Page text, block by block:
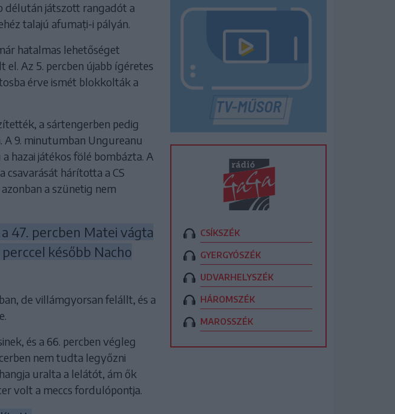
délután játszott rangadót a
talajú afumați-i pályán.
hatalmas lehetőséget
el. Az 5. percben újabb ígéretes
érve ismét blokkolták a
a sártengerben pedig
9. minutumban Ungureanu
hazai játékos fölé bombázta. A
csavarását hárította a CS
a szünetig nem
47. percben Matei vágta
később Nacho
de villámgyorsan felállt, és a
és a 66. percben végleg
nem tudta legyőzni
uralta a lelátót, ám ők
volt a meccs fordulópontja.
CSÍKSZÉK
GYERGYÓSZÉK
UDVARHELYSZÉK
HÁROMSZÉK
MAROSSZÉK